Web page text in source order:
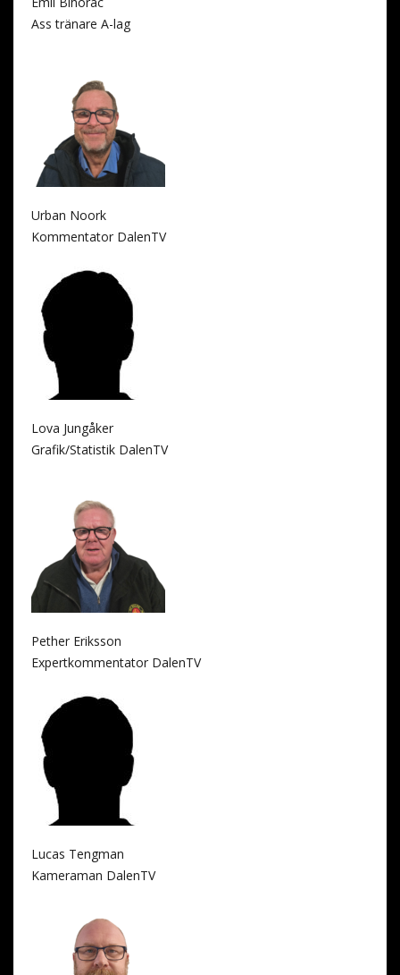
Ass tränare A-lag
Urban Noork
Kommentator DalenTV
Lova Jungåker
Grafik/Statistik DalenTV
Pether Eriksson
Expertkommentator DalenTV
Lucas Tengman
Kameraman DalenTV